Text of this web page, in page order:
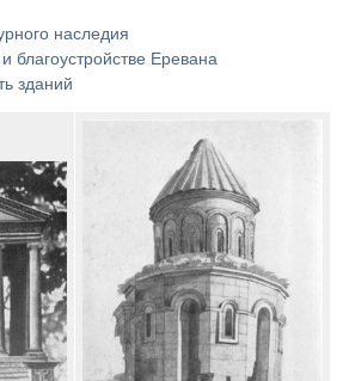
наследия
благоустройстве Еревана
зданий